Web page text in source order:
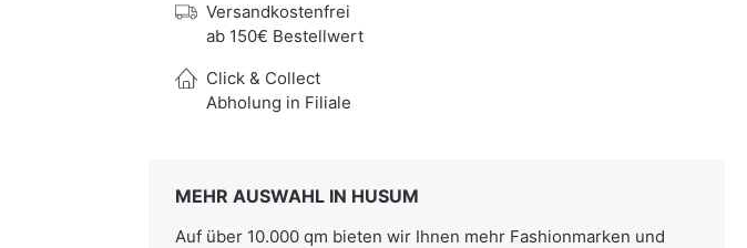
Versandkostenfrei
ab 150€ Bestellwert
Click & Collect
Abholung in Filiale
MEHR AUSWAHL IN HUSUM
Auf über 10.000 qm bieten wir Ihnen mehr Fashionmarken und